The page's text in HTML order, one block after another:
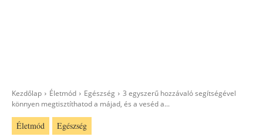
Kezdőlap Életmód Egészség
3 egyszerű hozzávaló segítségével
könnyen megtisztíthatod a májad, és a veséd a...
Életmód Egészség